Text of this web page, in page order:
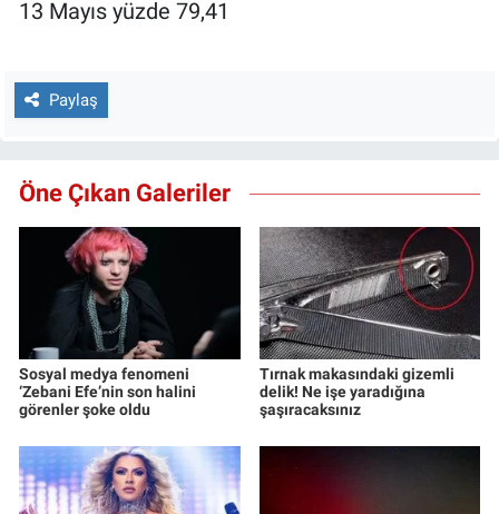
13 Mayıs yüzde 79,41
Paylaş
Öne Çıkan Galeriler
Sosyal medya fenomeni
‘Zebani Efe’nin son halini
görenler şoke oldu
Tırnak makasındaki gizemli
delik! Ne işe yaradığına
şaşıracaksınız